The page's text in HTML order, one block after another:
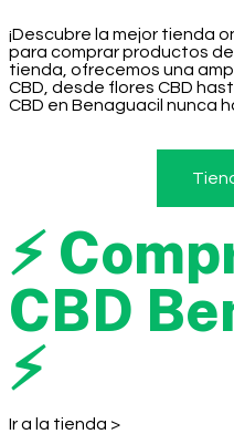
¡Descubre la mejor tienda
para comprar productos
tienda, ofrecemos una
CBD, desde flores CBD
CBD en Benaguacil nunca
⚡
CBD
⚡
Ir a la tienda >